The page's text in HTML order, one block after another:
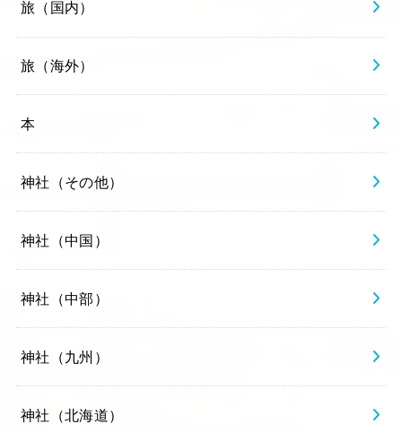
旅（国内）
旅（海外）
本
神社（その他）
神社（中国）
神社（中部）
神社（九州）
神社（北海道）